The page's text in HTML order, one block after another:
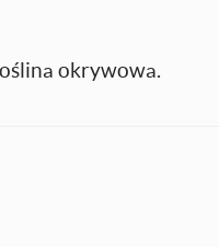
okrywowa.